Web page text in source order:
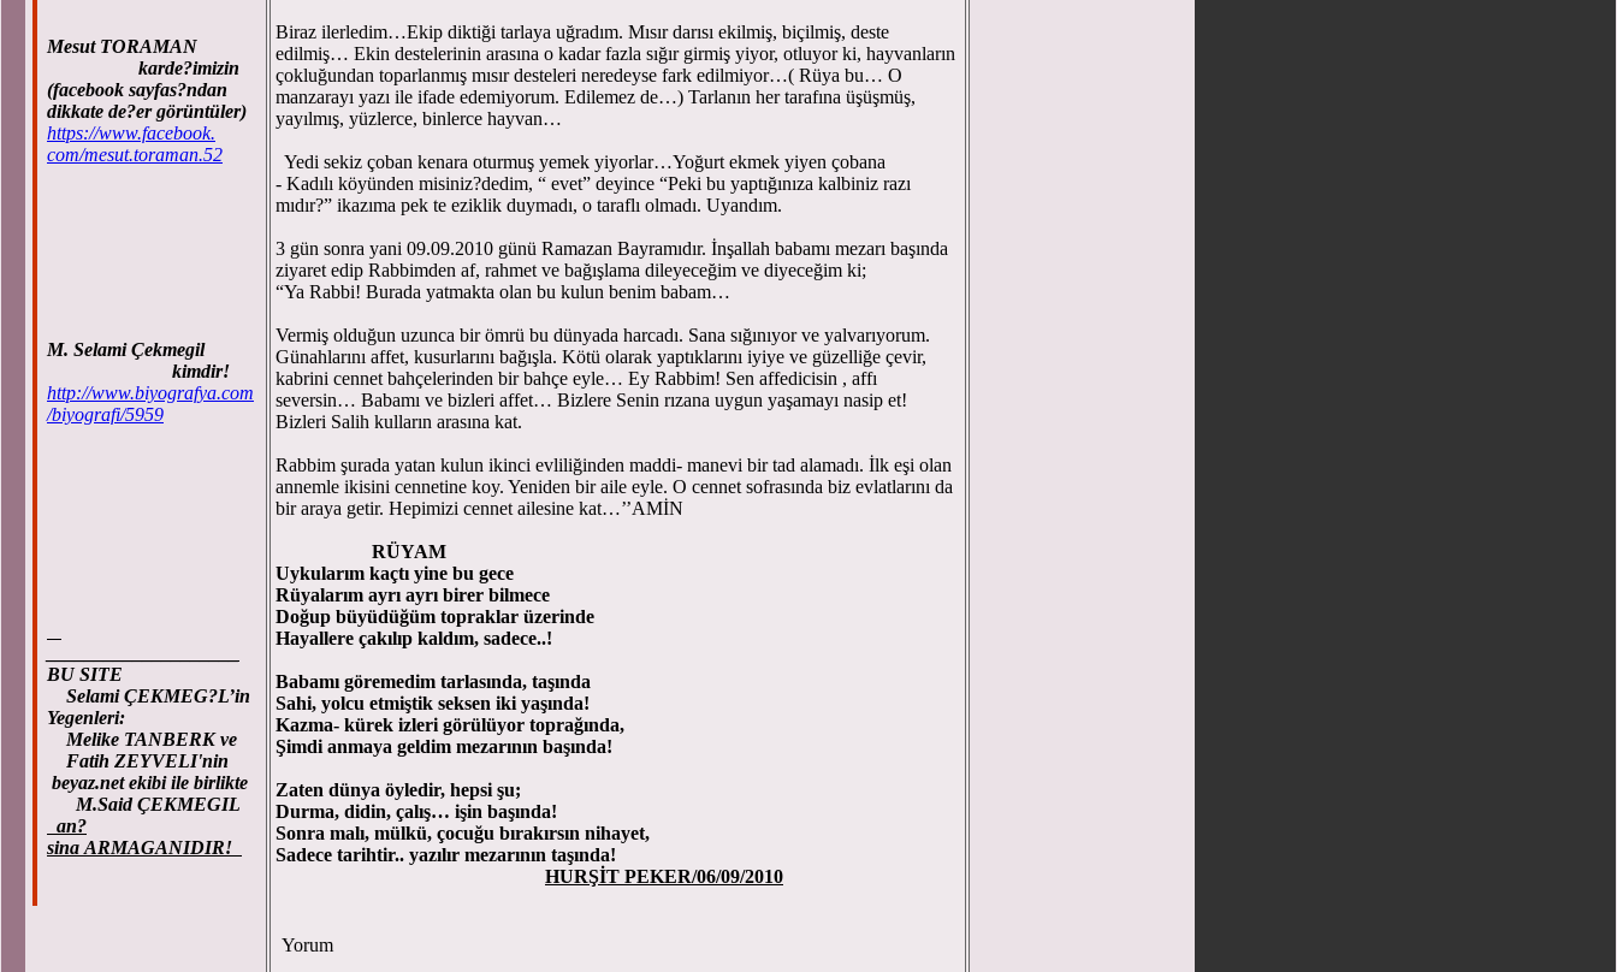
Mesut TORAMAN
karde?imizin
(facebook sayfas?ndan
dikkate de?er görüntüler)
https://www.facebook.
com/mesut.toraman.52
M. Selami Çekmegil
kimdir!
http://www.biyografya.com
/biyografi/5959
BU SITE
Selami ÇEKMEG?L’in
Yegenleri:
Melike TANBERK ve
Fatih ZEYVELI'nin
beyaz.net ekibi ile birlikte
M.Said ÇEKMEGIL
an?
sina ARMAGANIDIR!
Biraz ilerledim…Ekip diktiği tarlaya uğradım. Mısır darısı ekilmiş, biçilmiş, deste
edilmiş… Ekin destelerinin arasına o kadar fazla sığır girmiş yiyor, otluyor ki, hayvanların
çokluğundan toparlanmış mısır desteleri neredeyse fark edilmiyor…( Rüya bu… O
manzarayı yazı ile ifade edemiyorum. Edilemez de…) Tarlanın her tarafına üşüşmüş,
yayılmış, yüzlerce, binlerce hayvan…
Yedi sekiz çoban kenara oturmuş yemek yiyorlar…Yoğurt ekmek yiyen çobana
- Kadılı köyünden misiniz?dedim, “ evet” deyince “Peki bu yaptığınıza kalbiniz razı
mıdır?” ikazıma pek te eziklik duymadı, o taraflı olmadı. Uyandım.
3 gün sonra yani 09.09.2010 günü Ramazan Bayramıdır. İnşallah babamı mezarı başında
ziyaret edip Rabbimden af, rahmet ve bağışlama dileyeceğim ve diyeceğim ki;
“Ya Rabbi! Burada yatmakta olan bu kulun benim babam…
Vermiş olduğun uzunca bir ömrü bu dünyada harcadı. Sana sığınıyor ve yalvarıyorum.
Günahlarını affet, kusurlarını bağışla. Kötü olarak yaptıklarını iyiye ve güzelliğe çevir,
kabrini cennet bahçelerinden bir bahçe eyle… Ey Rabbim! Sen affedicisin , affı
seversin… Babamı ve bizleri affet… Bizlere Senin rızana uygun yaşamayı nasip et!
Bizleri Salih kulların arasına kat.
Rabbim şurada yatan kulun ikinci evliliğinden maddi- manevi bir tad alamadı. İlk eşi olan
annemle ikisini cennetine koy. Yeniden bir aile eyle. O cennet sofrasında biz evlatlarını da
bir araya getir. Hepimizi cennet ailesine kat…’’AMİN
RÜYAM
Uykularım kaçtı yine bu gece
Rüyalarım ayrı ayrı birer bilmece
Doğup büyüdüğüm topraklar üzerinde
Hayallere çakılıp kaldım, sadece..!
Babamı göremedim tarlasında, taşında
Sahi, yolcu etmiştik seksen iki yaşında!
Kazma- kürek izleri görülüyor toprağında,
Şimdi anmaya geldim mezarının başında!
Zaten dünya öyledir, hepsi şu;
Durma, didin, çalış… işin başında!
Sonra malı, mülkü, çocuğu bırakırsın nihayet,
Sadece tarihtir.. yazılır mezarının taşında!
HURŞİT PEKER/06/09/2010
Yorum